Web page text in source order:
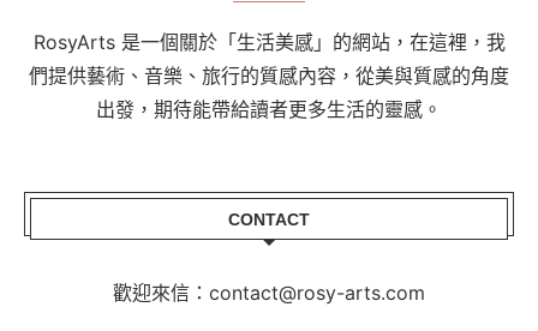
RosyArts 是一個關於「生活美感」的網站，在這裡，我
們提供藝術、音樂、旅行的質感內容，從美與質感的角度
出發，期待能帶給讀者更多生活的靈感。
CONTACT
歡迎來信：contact@rosy-arts.com